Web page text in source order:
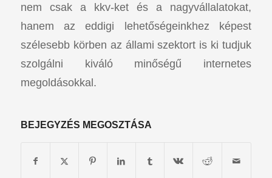
nem csak a kkv-ket és a nagyvállalatokat,
hanem az eddigi lehetőségeinkhez képest
szélesebb körben az állami szektort is ki tudjuk
szolgálni kiváló minőségű internetes
megoldásokkal.
BEJEGYZÉS MEGOSZTÁSA